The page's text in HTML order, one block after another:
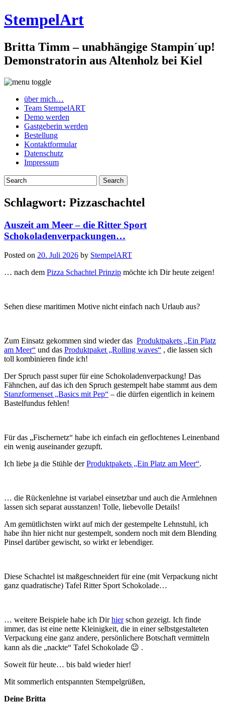
StempelArt
Britta Timm – unabhängige Stampin´up!
Demonstratorin aus Altenholz bei Kiel
über mich…
Team StempelART
Demo werden
Gastgeberin werden
Bestellung
Kontaktformular
Datenschutz
Impressum
Schlagwort: Pizzaschachtel
Auszeit am Meer – die Ritter Sport
Schokoladenverpackungen…
Posted on 20. Juli 2026 by StempelART
… nach dem Pizza Schachtel Prinzip möchte ich Dir heute zeigen!
Sehen diese maritimen Motive nicht einfach nach Urlaub aus?
Zum Einsatz gekommen sind wieder das Produktpakets „Ein Platz
am Meer“ und das Produktpaket „Rolling waves“ , die lassen sich
toll kombinieren finde ich!
Der Spruch passt super für eine Schokoladenverpackung! Das
Fähnchen, auf das ich den Spruch gestempelt habe stammt aus dem
Stanzformenset „Basics mit Pep“ – die dürfen eigentlich in keinem
Bastelfundus fehlen!
Für das „Fischernetz“ habe ich einfach ein geflochtenes Leinenband
ein wenig auseinander gezupft.
Ich liebe ja die Stühle derProduktpakets „Ein Platz am Meer“.
… die Rückenlehne ist variabel einsetzbar und auch die Armlehnen
lassen sich separat ausstanzen! Tolle, liebevolle Details!
Am gemütlichsten wirkt auf mich der gestempelte Lehnstuhl, ich
habe ihn hier nicht nur gestempelt, sondern noch mit dem Blending
Pinsel darüber gewischt, so wirkt er lebendiger.
Diese Schachtel ist maßgeschneidert für eine (mit Verpackung nicht
ganz quadratische) Tafel Ritter Sport Schokolade…
… weitere Beispiele habe ich Dirhierschon gezeigt. Ich finde
immer, das ist eine nette Kleinigkeit, die in einer selbstgestalteten
Verpackung eine ganz andere, persönlichere Botschaft vermitteln
kann als die „nackte“ Tafel Schokolade 😉 .
Soweit für heute… bis bald wieder hier!
Mit sommerlich entspannten Stempelgrüßen,
Deine Britta